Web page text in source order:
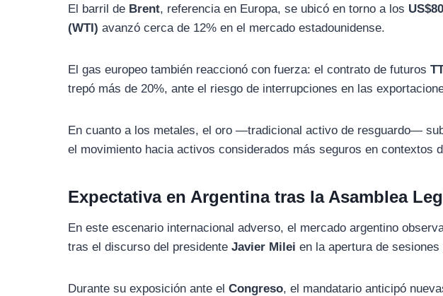
El barril de Brent, referencia en Europa, se ubicó en torno a los US$80
(WTI) avanzó cerca de 12% en el mercado estadounidense.
El gas europeo también reaccionó con fuerza: el contrato de futuros
trepó más de 20%, ante el riesgo de interrupciones en las
En cuanto a los metales, el oro —tradicional activo de resguardo—
el movimiento hacia activos considerados más seguros en contextos
Expectativa en Argentina tras la Asamblea
En este escenario internacional adverso, el mercado argentino
tras el discurso del presidenteJavier Milei en la apertura de sesiones
Durante su exposición ante elCongreso, el mandatario anticipó